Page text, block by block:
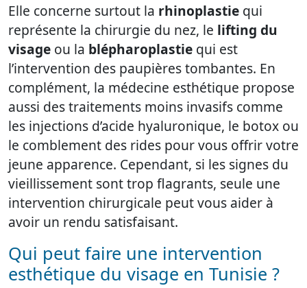
Elle concerne surtout la rhinoplastie qui
représente la chirurgie du nez, le lifting du
visage ou la blépharoplastie qui est
l’intervention des paupières tombantes. En
complément, la médecine esthétique propose
aussi des traitements moins invasifs comme
les injections d’acide hyaluronique, le botox ou
le comblement des rides pour vous offrir votre
jeune apparence. Cependant, si les signes du
vieillissement sont trop flagrants, seule une
intervention chirurgicale peut vous aider à
avoir un rendu satisfaisant.
Qui peut faire une intervention
esthétique du visage en Tunisie ?